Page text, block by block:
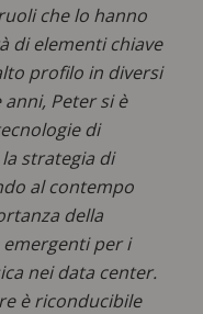
che lo hanno
di elementi chiave
profilo in diversi
Peter si è
di
strategia di
al contempo
della
per i
nei data center.
è riconducibile